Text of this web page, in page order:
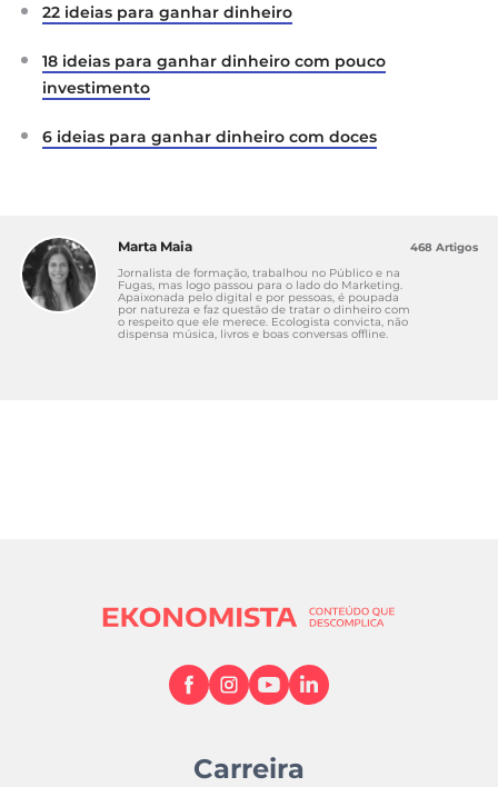
22 ideias para ganhar dinheiro
18 ideias para ganhar dinheiro com pouco
investimento
6 ideias para ganhar dinheiro com doces
Marta Maia
Jornalista de formação, trabalhou no Público e na
Fugas, mas logo passou para o lado do Marketing.
Apaixonada pelo digital e por pessoas, é poupada
por natureza e faz questão de tratar o dinheiro com
o respeito que ele merece. Ecologista convicta, não
dispensa música, livros e boas conversas offline.
468 Artigos
Carreira